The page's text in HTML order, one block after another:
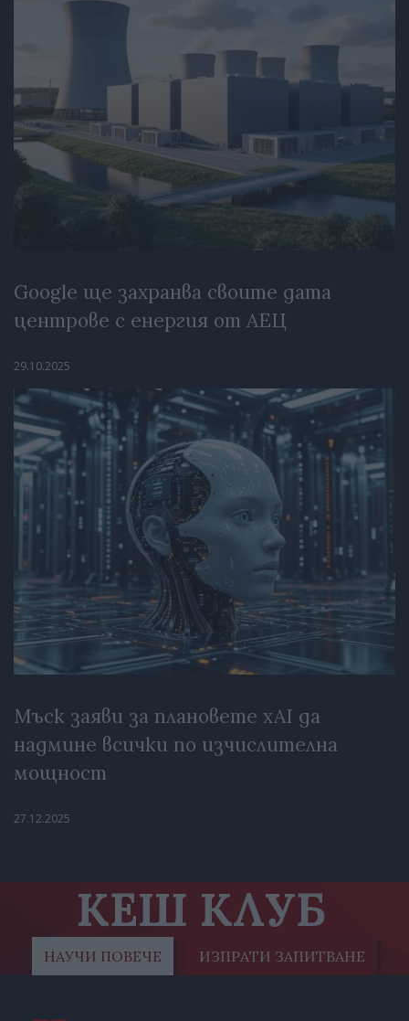
Google ще захранва своите дата
центрове с енергия от АЕЦ
29.10.2025
Мъск заяви за плановете xAI да
надмине всички по изчислителна
мощност
27.12.2025
КЕШ КЛУБ
НАУЧИ ПОВЕЧЕ ИЗПРАТИ ЗАПИТВАНЕ